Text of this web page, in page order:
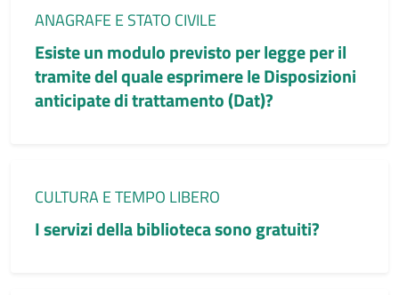
Categoria:
ANAGRAFE E STATO CIVILE
Esiste un modulo previsto per legge per il
tramite del quale esprimere le Disposizioni
anticipate di trattamento (Dat)?
Categoria:
CULTURA E TEMPO LIBERO
I servizi della biblioteca sono gratuiti?